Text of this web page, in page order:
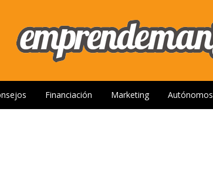
Financiación Marketing Autónomos